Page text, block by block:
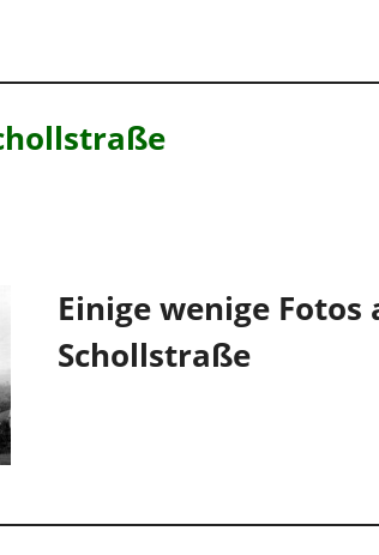
Einige wenige
Schollstraße